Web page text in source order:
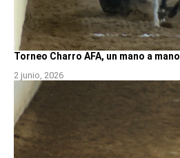
Torneo Charro AFA, un mano a
2 junio, 2026